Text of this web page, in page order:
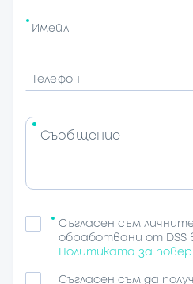
Имейл
Телефон
Съобщение
Съгласен съм
обработвани от
Политиката за
Съгласен съм да